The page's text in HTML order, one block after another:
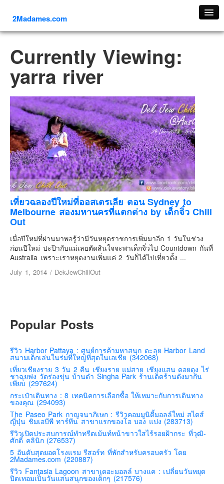
2Madames.com
ภาคเหนือ
ภาคใต้
ภาคกลาง
ภาคตะวันตก
ภาคอีสาน
ทริปต่างประเทศ
ยุโรป
รัสเซีย
ตุรกี-ตุรเคีย
เยอรมัน
ฝรั่งเศส
ออสเตรีย
สาธารณรัฐเช็ก
เบลเยี่ยม
โปรตุเกส
สเปน
โครเอเชีย
สโลเวเนีย
มอนเตรเนโกร
บอสเนียและเฮอร์เซโกวีน่า
ญี่ปุ่น
คันโต-โตเกียวและรอบๆ
คันไซ-โอซาก้า เกียวโต
Currently Viewing:
yarra river
เที่ยวฉลองปีใหม่ที่ออสเตรเลีย ตอน Sydney to
Melbourne สองมหานครที่แตกต่าง by เด็กจิ๋ว Chill
Out
เมื่อปีใหม่ที่ผ่านมาพอรู้ว่ามีวันหยุดราชการเพิ่มมาอีก 1 วันในช่วง
ก่อนปีใหม่ ปะป๊ากับแม่เลยตัดสินใจจะพาเด็กจิ๋วไป Countdown กันที่
Australia เพราะเราหยุดงานเพิ่มแค่ 2 วันก็ได้ไปเที่ยวตั้ง ...
July 1, 2014 / DekJewChillOut
Popular Posts
รีวิว Harbor Pattaya : ศูนย์การค้ามหาสนุก ตะลุย Harbor Land
สนามเด็กเล่นในร่มที่ใหญ่ที่สุดในเอเชีย (342068)
เที่ยวเชียงราย 3 วัน 2 คืน เชียงราย แม่สาย เชียงแสน ดอยตุง ไร่
ชาฉุยฟง วัดร่องขุ่น บ้านดำ Singha Park ร้านเด็ดร้านดังมากัน
เพียบ (297624)
กระเป๋าเดินทาง : 8 เทคนิคการเลือกซื้อ ให้เหมาะกับการเดินทาง
ของคุณ (294093)
The Paseo Park กาญจนาภิเษก : รีวิวคอมมูนิตี้มอลล์ใหม่ สไตส์
ญี่ปุ่น ชิมเอบีพี ทาร์ทีน สาขาแรกของโอ บอง แปง (283713)
รีวิวเปิดประสบการณ์ทำทรีตเม้นท์หน้าขาวใสไร้รอยฝ้ากระ ที่วุฒิ-
ศักดิ์ คลินิก (276537)
5 อันดับสุดยอดโรงแรม รีสอร์ท ที่พักสำหรับครอบครัว โดย
2Madames.com (220887)
รีวิว Fantasia Lagoon สาขาเดอะมอลล์ บางแค : เปลี่ยนวันหยุด
ปิดเทอมเป็นวันแสนสนุกของเด็กๆ (217576)